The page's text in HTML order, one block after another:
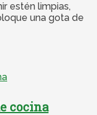
estén limpias,
una gota de
cocina